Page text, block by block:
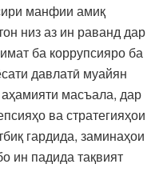
манфии амиқ
низ аз ин раванд дар
ба коррупсияро ба
давлатӣ муайян
масъала, дар
ва стратегияҳои
гардида, заминаҳои
ин падида тақвият